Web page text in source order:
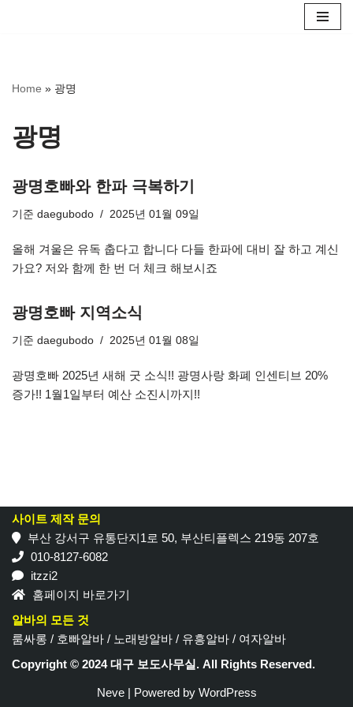
너
Home » 광명
광명
광명호빠와 한파 극복하기
기준 daegubodo 2025년 01월 09일
올해 겨울은 유독 춥다고 합니다 다들 한파에 대비 잘 하고 계신
가요? 저와 함께 한 번 더 체크 해보시죠
광명호빠 지역소식
기준 daegubodo 2025년 01월 08일
광명호빠 2025년 새해 굿 소식!! 광명사랑 화폐 인센티브 20%
증가!! 1월1일부터 예산 소진시까지!!
사이트 제작 문의
부산 강서구 유통단지1로 50, 부산티플렉스 219동 207호
010-8127-6082
itzzi2
홈페이지 바로가기
알바의 모든 것
룸싸롱 / 호빠알바 / 노래방알바 / 유흥알바 / 여자알바
Copyright © 2024 대구 보도사무실. All Rights Reserved.
Neve| Powered by WordPress